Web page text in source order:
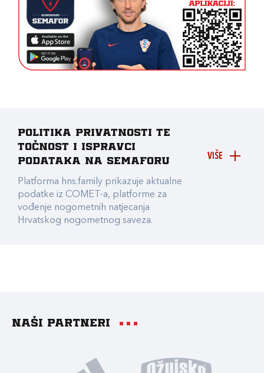
VIŠE
Politika privatnosti te
točnost i ispravci
podataka na Semaforu
Platforma hns.family prikazuje aktualne
podatke iz COMET-a, platforme za
vođenje nogometnih natjecanja
Hrvatskog nogometnog saveza.
Naši partneri